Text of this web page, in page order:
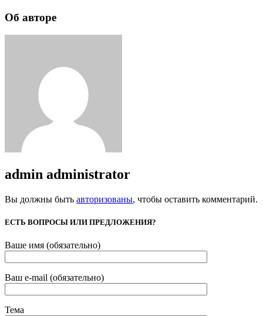
Об авторе
admin administrator
Вы должны быть авторизованы, чтобы оставить комментарий.
ЕСТЬ ВОПРОСЫ ИЛИ ПРЕДЛОЖЕНИЯ?
Ваше имя (обязательно)
Ваш e-mail (обязательно)
Тема